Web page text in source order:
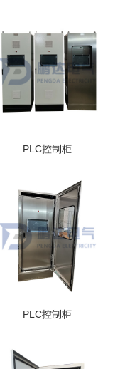
PLC控制柜
PLC控制柜